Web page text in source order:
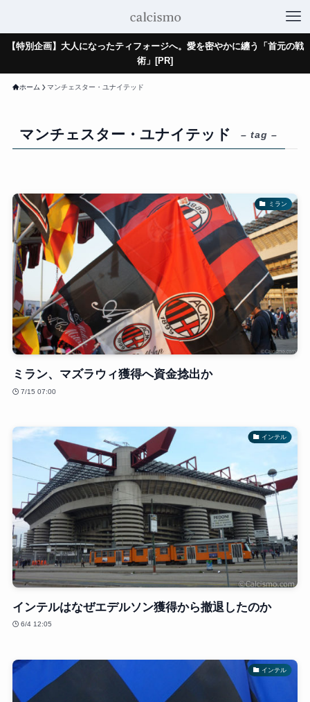
【特別企画】大人になったティフォージへ。愛を密やかに纏う「首元の戦
術」[PR]
ホーム マンチェスター・ユナイテッド
マンチェスター・ユナイテッド – tag –
ミラン
ミラン、マズラウィ獲得へ資金捻出か
7/15 07:00
インテル
インテルはなぜエデルソン獲得から撤退したのか
6/4 12:05
インテル